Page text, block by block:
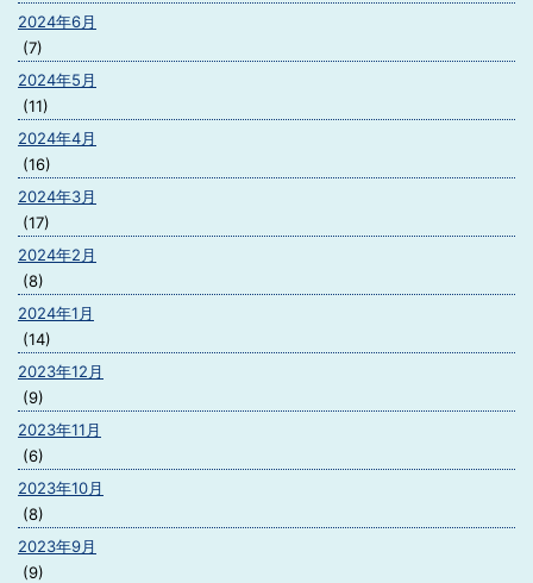
2024年6月
(7)
2024年5月
(11)
2024年4月
(16)
2024年3月
(17)
2024年2月
(8)
2024年1月
(14)
2023年12月
(9)
2023年11月
(6)
2023年10月
(8)
2023年9月
(9)